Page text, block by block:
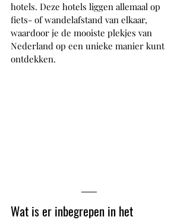
hotels. Deze hotels liggen allemaal op
fiets- of wandelafstand van elkaar,
waardoor je de mooiste plekjes van
Nederland op een unieke manier kunt
ontdekken.
Wat is er inbegrepen in het